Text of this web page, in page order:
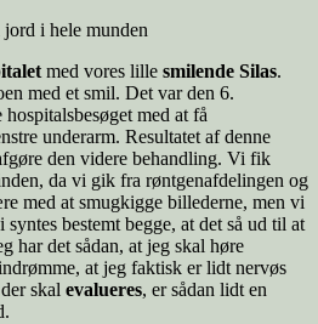
i hele munden
med vores lille smilende Silas.
med et smil. Det var den 6.
med at få
underarm. Resultatet af denne
den videre behandling. Vi fik
da vi gik fra røntgenafdelingen og
med at smugkigge billederne, men vi
bestemt begge, at det så ud til at
har det sådan, at jeg skal høre
at jeg faktisk er lidt nervøs
skal evalueres, er sådan lidt en